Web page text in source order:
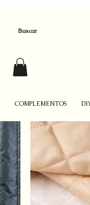
COMPLEMENTOS